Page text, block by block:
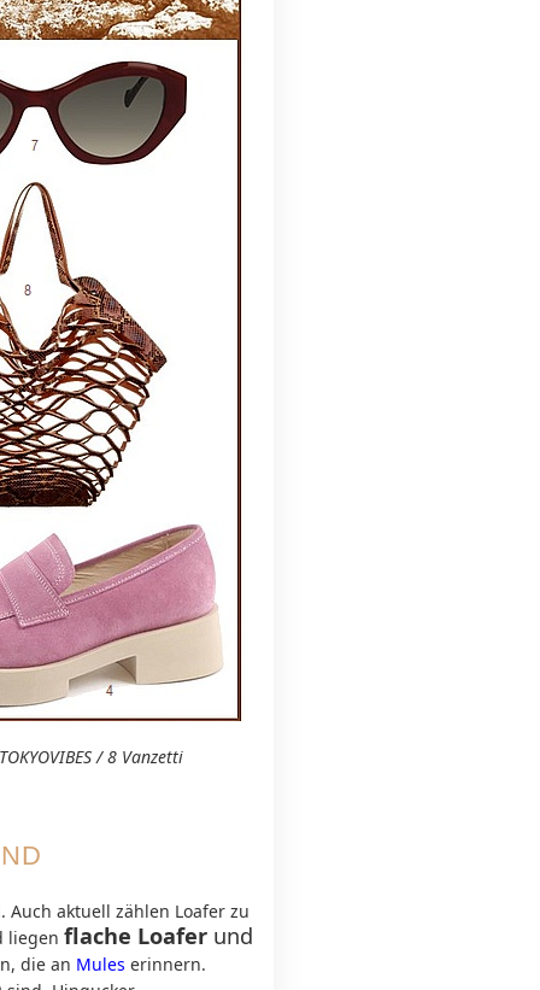
/ 8 Vanzetti
aktuell zählen Loafer zu
liegen flache Loafer und
die an Mules erinnern.